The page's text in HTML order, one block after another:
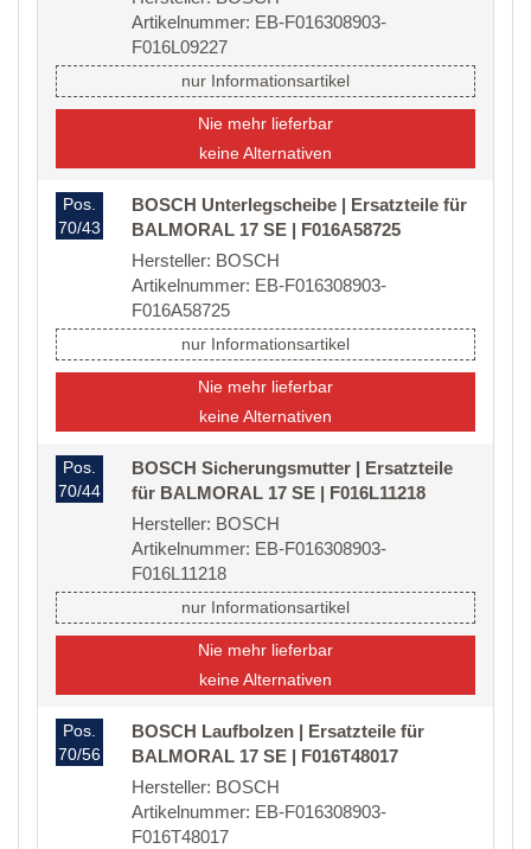
Artikelnummer: EB-F016308903-
F016L09227
nur Informationsartikel
Nie mehr lieferbar
keine Alternativen
Pos.
70/43
BOSCH Unterlegscheibe | Ersatzteile für
BALMORAL 17 SE | F016A58725
Hersteller: BOSCH
Artikelnummer: EB-F016308903-
F016A58725
nur Informationsartikel
Nie mehr lieferbar
keine Alternativen
Pos.
70/44
BOSCH Sicherungsmutter | Ersatzteile
für BALMORAL 17 SE | F016L11218
Hersteller: BOSCH
Artikelnummer: EB-F016308903-
F016L11218
nur Informationsartikel
Nie mehr lieferbar
keine Alternativen
Pos.
70/56
BOSCH Laufbolzen | Ersatzteile für
BALMORAL 17 SE | F016T48017
Hersteller: BOSCH
Artikelnummer: EB-F016308903-
F016T48017